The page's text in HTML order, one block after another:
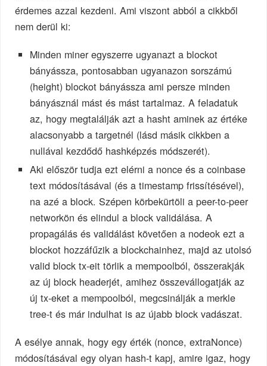
érdemes azzal kezdeni. Ami viszont abból a cikkből
nem derül ki:
Minden miner egyszerre ugyanazt a blockot
bányássza, pontosabban ugyanazon sorszámú
(height) blockot bányássza ami persze minden
bányásznál mást és mást tartalmaz. A feladatuk
az, hogy megtalálják azt a hasht aminek az értéke
alacsonyabb a targetnél (lásd másik cikkben a
nullával kezdődő hashképzés módszerét).
Aki először tudja ezt elérni a nonce és a coinbase
text módosításával (és a timestamp frissítésével),
na azé a block. Szépen körbekürtöli a peer-to-peer
networkön és elindul a block validálása. A
propagálás és validálást követően a nodeok ezt a
blockot hozzáfűzik a blockchainhez, majd az utolsó
valid block tx-eit törlik a mempoolból, összerakják
az új block headerjét, amihez összevállogatják az
új tx-eket a mempoolból, megcsinálják a merkle
tree-t és már indulhat is az újabb block vadászat.
A esélye annak, hogy egy érték (nonce, extraNonce)
módosításával egy olyan hash-t kapj, amire igaz, hogy